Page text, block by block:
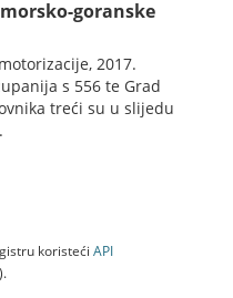
goranske
2017.
s 556 te Grad
treći su u slijedu
koristeći API
).